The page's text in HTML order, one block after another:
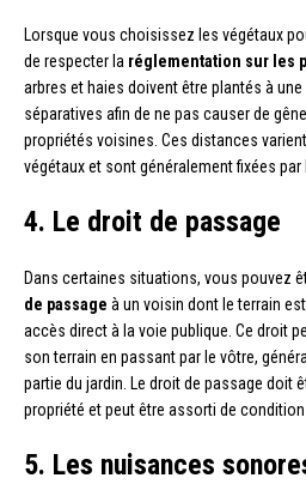
Lorsque vous choisissez les végétaux
de respecter la réglementation sur les
arbres et haies doivent être plantés à
séparatives afin de ne pas causer de
propriétés voisines. Ces distances
végétaux et sont généralement fixées par
4. Le droit de passage
Dans certaines situations, vous pouvez
de passage à un voisin dont le terrain
accès direct à la voie publique. Ce droit
son terrain en passant par le vôtre,
partie du jardin. Le droit de passage doit
propriété et peut être assorti de
5. Les nuisances